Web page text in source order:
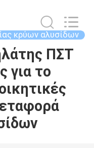
κρύων αλυσίδων
ΠΣΤ
για το